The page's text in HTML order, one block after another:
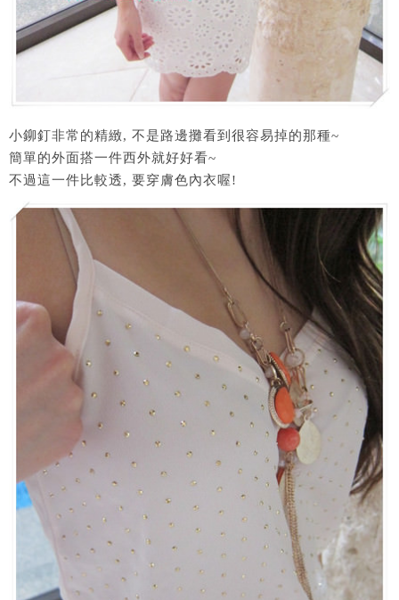
小鉚釘非常的精緻, 不是路邊攤看到很容易掉的那種~
簡單的外面搭一件西外就好好看~
不過這一件比較透, 要穿膚色內衣喔!